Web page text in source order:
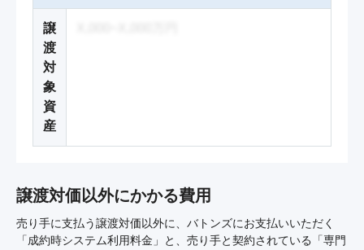
譲
渡
対
象
資
産
譲渡対価以外にかかる費用
売り手に支払う譲渡対価以外に、バトンズにお支払いいただく
「成約時システム利用料金」と、売り手と契約されている「専門